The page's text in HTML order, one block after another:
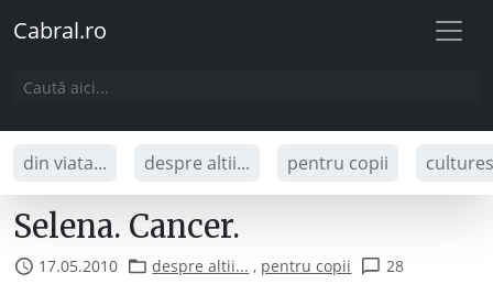
Cabral.ro
din viata... despre altii... pentru copii
Selena. Cancer.
17.05.2010 despre altii... , pentru copii 28